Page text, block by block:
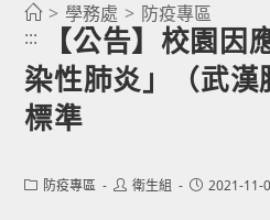
> 學務處 > 防疫專區
:::
【公告】校園因
染性肺炎」（武
標準
Post防疫專區
Post衛生組
Post2021-11-